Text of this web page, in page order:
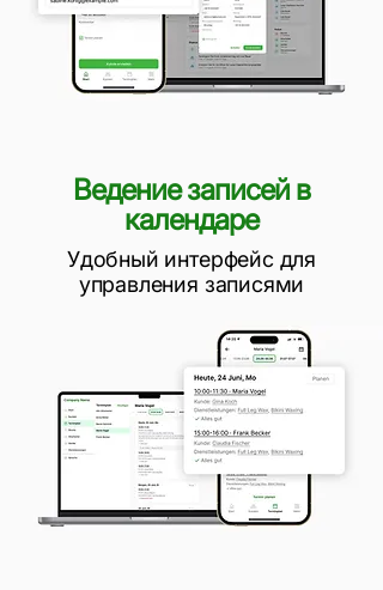
Ведение записей в
календаре
Удобный интерфейс для
управления записями